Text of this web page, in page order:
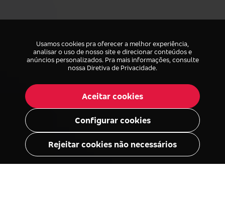
Usamos cookies pra oferecer a melhor experiência,
analisar o uso de nosso site e direcionar conteúdos e
anúncios personalizados. Pra mais informações, consulte
nossa Diretiva de Privacidade.
Rejeitar cookies não necessários
Configurar cookies
Aceitar cookies